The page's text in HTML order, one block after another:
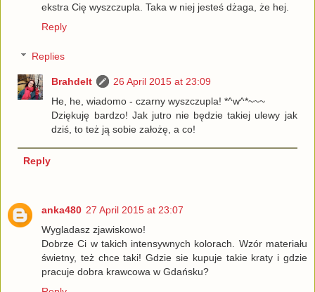
ekstra Cię wyszczupla. Taka w niej jesteś dżaga, że hej.
Reply
Replies
Brahdelt
26 April 2015 at 23:09
He, he, wiadomo - czarny wyszczupla! *^w^*~~~
Dziękuję bardzo! Jak jutro nie będzie takiej ulewy jak
dziś, to też ją sobie założę, a co!
Reply
anka480 27 April 2015 at 23:07
Wygladasz zjawiskowo!
Dobrze Ci w takich intensywnych kolorach. Wzór materiału
świetny, też chce taki! Gdzie sie kupuje takie kraty i gdzie
pracuje dobra krawcowa w Gdańsku?